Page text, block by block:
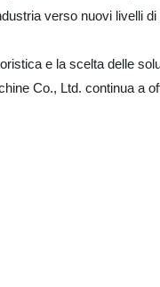
verso nuovi livelli
e la scelta delle
Co., Ltd. continua a